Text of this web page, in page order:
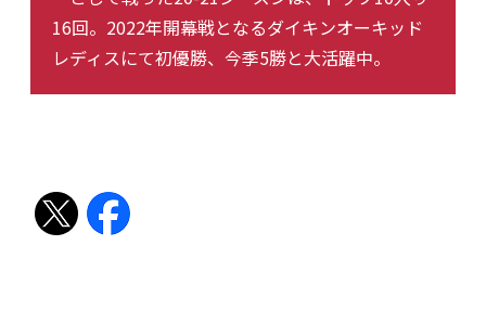
16回。2022年開幕戦となるダイキンオーキッド
レディスにて初優勝、今季5勝と大活躍中。